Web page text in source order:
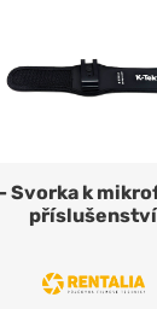
Svorka k
příslušenství